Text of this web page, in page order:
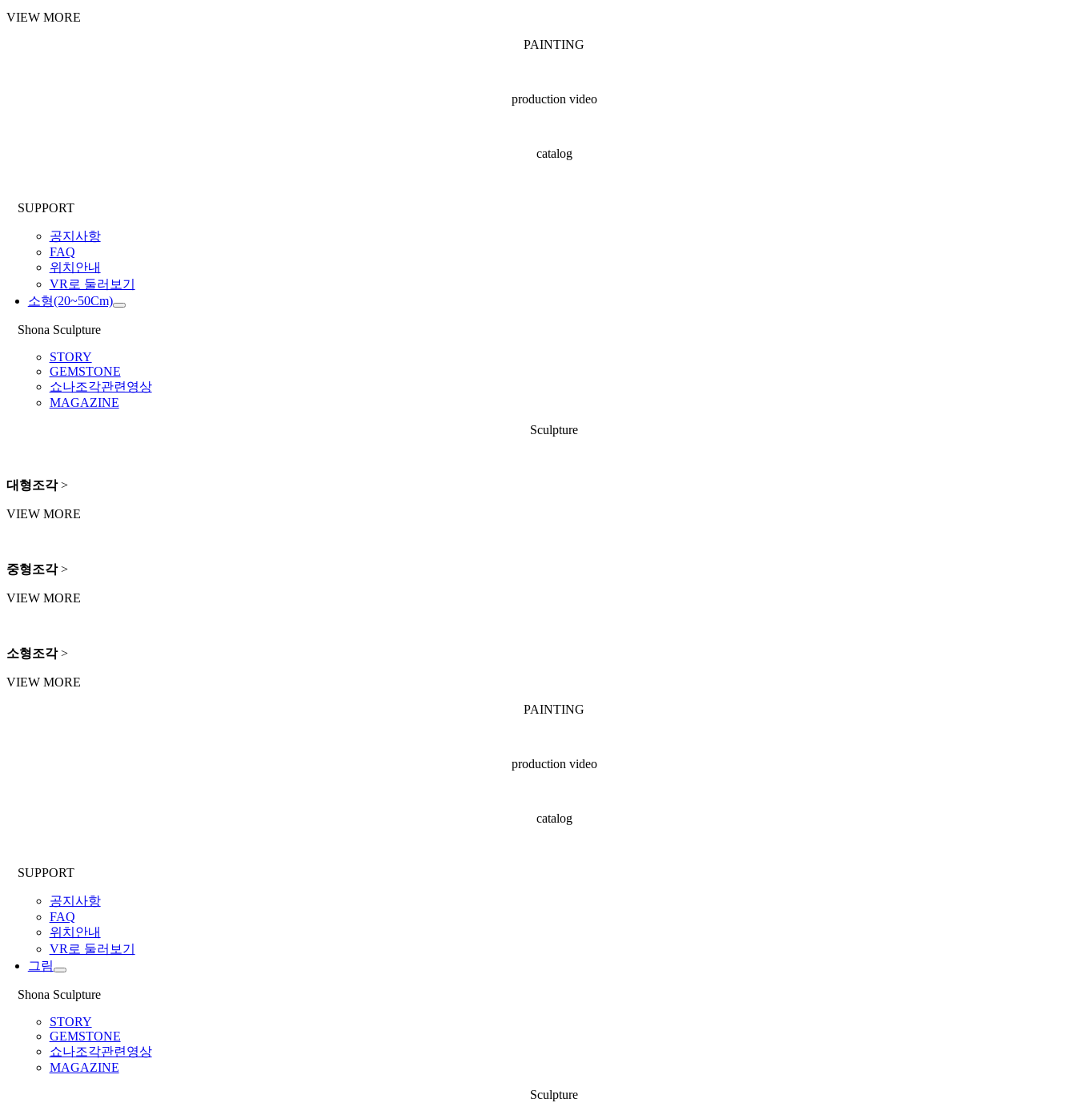
VIEW MORE
PAINTING
production video
catalog
SUPPORT
공지사항
FAQ
위치안내
VR로 둘러보기
소형(20~50Cm)
Shona Sculpture
STORY
GEMSTONE
쇼나조각관련영상
MAGAZINE
Sculpture
대형조각>
VIEW MORE
중형조각>
VIEW MORE
소형조각>
VIEW MORE
PAINTING
production video
catalog
SUPPORT
공지사항
FAQ
위치안내
VR로 둘러보기
그림
Shona Sculpture
STORY
GEMSTONE
쇼나조각관련영상
MAGAZINE
Sculpture